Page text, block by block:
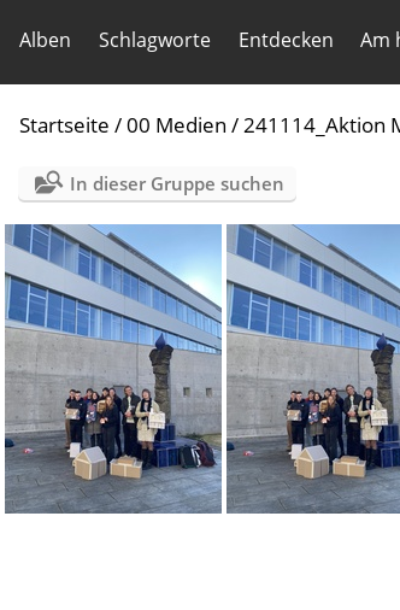
Alben Schlagworte Entdecken Am
Startseite /00 Medien /241114_Aktion
In dieser Gruppe suchen